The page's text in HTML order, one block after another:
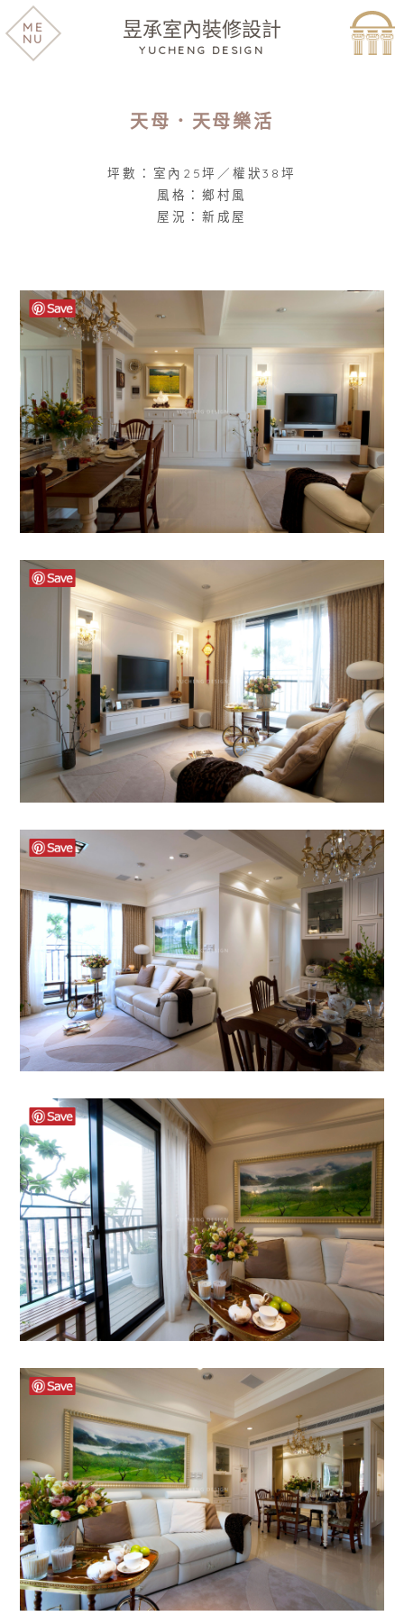
昱承室內裝修設計
YUCHENG DESIGN
ME
NU
天母．天母樂活
坪數：室內25坪／權狀38坪
風格：鄉村風
屋況：新成屋